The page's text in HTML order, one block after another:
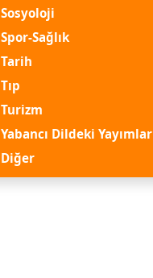
Sosyoloji
Spor-Sağlık
Tarih
Tıp
Turizm
Yabancı Dildeki Yayımlar
Diğer